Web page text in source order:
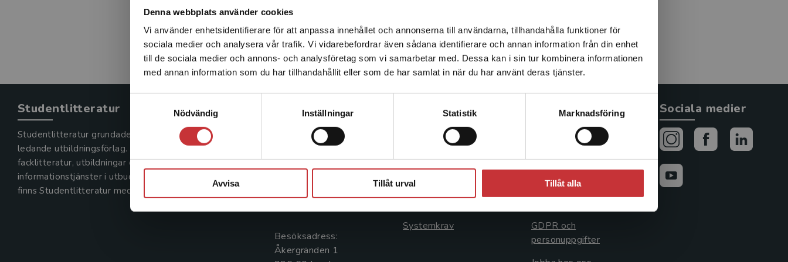
Denna webbplats använder cookies
Vi använder enhetsidentifierare för att anpassa innehållet och annonserna till användarna, tillhandahålla funktioner för
sociala medier och analysera vår trafik. Vi vidarebefordrar även sådana identifierare och annan information från din enhet
till de sociala medier och annons- och analysföretag som vi samarbetar med. Dessa kan i sin tur kombinera informationen
med annan information som du har tillhandahållit eller som de har samlat in när du har använt deras tjänster.
Nödvändig
Inställningar Statistik Marknadsföring
Avvisa Tillåt urval Tillåt alla
Det verkar som att du besöker studentlitteratur.se via en
enhet utanför Sverige. Vi erbjuder inte leveranser utanför
Sverige. För att kunna slutföra ett köp måste
leveransadressen vara i Sverige.Läs mer
Studentlitteratur
Studentlitteratur grundades 1963 och är idag Sveriges
ledande utbildningsförlag. Med läromedel, kurslitteratur,
facklitteratur, utbildningar och digitala
informationstjänster i utbudet,
finns Studentlitteratur med längs hela kunskapsresan.
Kontakta oss
Kontakta oss
046-31 20 00
Box 141
221 00 Lund
Besöksadress:
Åkergränden 1
Kundservice
Kontakta kundservice
046-31 21 00
Frågor och svar
Systemkrav
Allmänna länkar
Avtal och rättigheter
Cookies
GDPR och
personuppgifter
Sociala medier